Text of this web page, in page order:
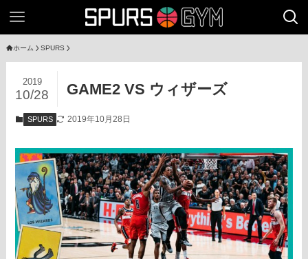
ホーム SPURS
GAME2 VS ウィザーズ
2019
10/28
SPURS 2019年10月28日